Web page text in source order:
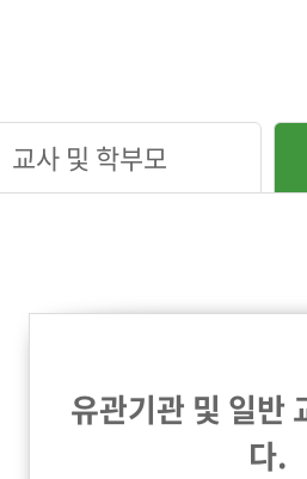
교사 및 학부모
유관기관 및 일반
다.